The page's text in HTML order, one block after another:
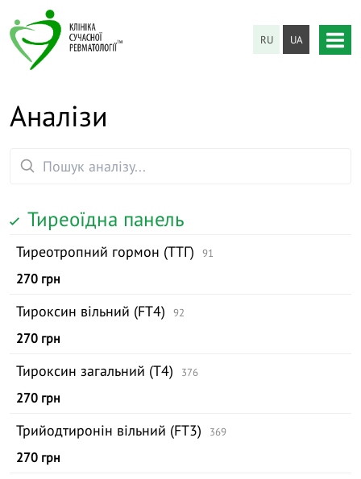
RU UA
Аналізи
Тиреоїдна панель
Тиреотропний гормон (ТТГ) 91
270 грн
Тироксин вільний (FТ4) 92
270 грн
Тироксин загальний (Т4) 376
270 грн
Трийодтиронін вільний (FТ3) 369
270 грн